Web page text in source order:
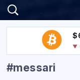
#messari